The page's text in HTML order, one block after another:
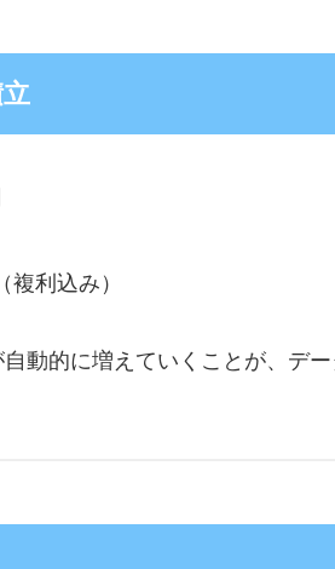
利込み）
動的に増えていくことが、デ